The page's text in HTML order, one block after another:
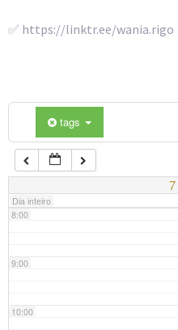
✅ https://linktr.ee/wania.rigo
tags
7
Dia inteiro
7:00
8:00
9:00
10:00